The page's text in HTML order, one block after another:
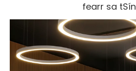
fearr sa tSín